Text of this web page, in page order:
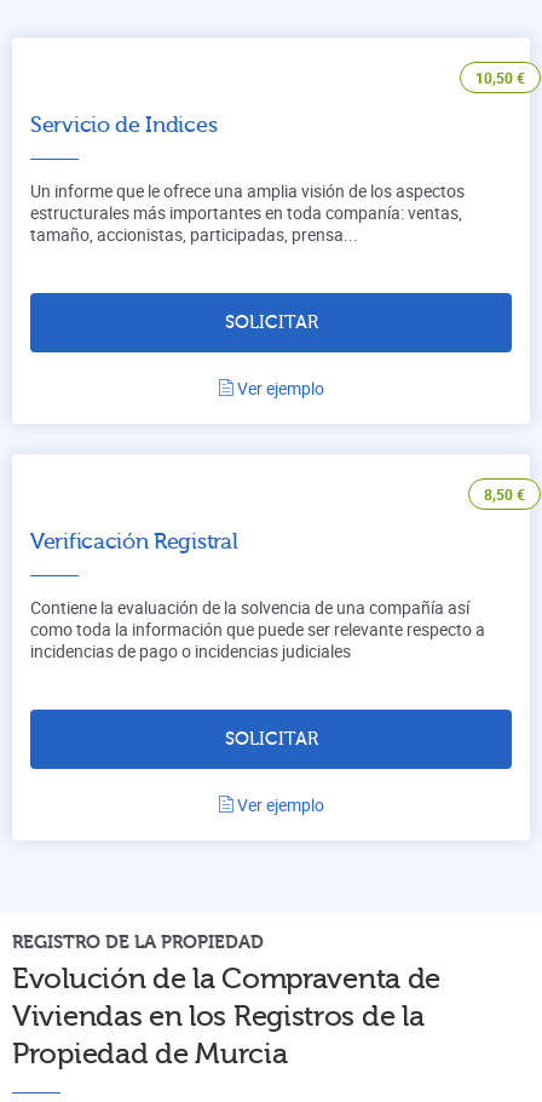
10,50€
Servicio de Indices
Un informe que le ofrece una amplia visión de los aspectos
estructurales más importantes en toda companía: ventas,
tamaño, accionistas, participadas, prensa...
SOLICITAR
Ver ejemplo
8,50€
Verificación Registral
Contiene la evaluación de la solvencia de una compañía así
como toda la información que puede ser relevante respecto a
incidencias de pago o incidencias judiciales
SOLICITAR
Ver ejemplo
REGISTRO DE LA PROPIEDAD
Evolución de la Compraventa de
Viviendas en los Registros de la
Propiedad deMurcia